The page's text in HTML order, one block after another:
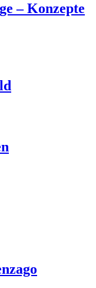
– Konzepte